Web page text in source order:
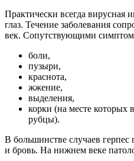
Практически всегда вирусная
глаз. Течение заболевания
век. Сопутствующими
боли,
пузыри,
краснота,
жжение,
выделения,
корки (на месте которых
рубцы).
В большинстве случаев
и бровь. На нижнем веке